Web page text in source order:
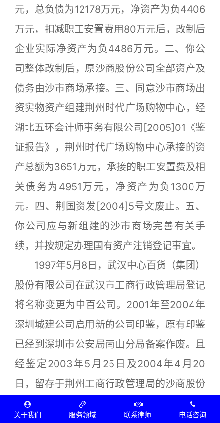
元，总负债为12178万元，净资产为负4406
万元，扣减职工安置费用80万元后，改制后
企业实际净资产为负4486万元。二、你公
司整体改制后，原沙商股份公司全部资产及
债务由沙市商场承接。三、同意沙市商场出
资实物资产组建荆州时代广场购物中心，经
湖北五环会计师事务有限公司[2005]01《鉴
证报告》，荆州时代广场购物中心承接的资
产总额为3651万元，承接的职工安置费及相
关债务为4951万元，净资产为负1300万
元。四、荆国资发[2004]5号文废止。五、
你公司应与新组建的沙市商场完善有关手
续，并按规定办理国有资产注销登记事宜。
1997年5月8日，武汉中心百货（集团）
股份有限公司在武汉市工商行政管理局登记
将名称变更为中百公司。2001年至2004年
深圳城建公司启用新的公司印鉴，原有印鉴
已经到深圳市公安局南山分局备案作废。且
经鉴定2003年5月25日及2004年4月20
日，留存于荆州工商行政管理局的沙商股份
公司档案中的两份《沙商股份公司股东代表
关于我们 服务领域 联系律师 电话咨询